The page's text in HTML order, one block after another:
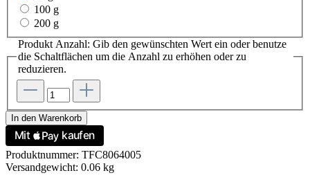
100 g
200 g
Produkt Anzahl: Gib den gewünschten Wert ein oder benutze
die Schaltflächen um die Anzahl zu erhöhen oder zu
reduzieren.
In den Warenkorb
Produktnummer: TFC8064005
Versandgewicht: 0.06 kg